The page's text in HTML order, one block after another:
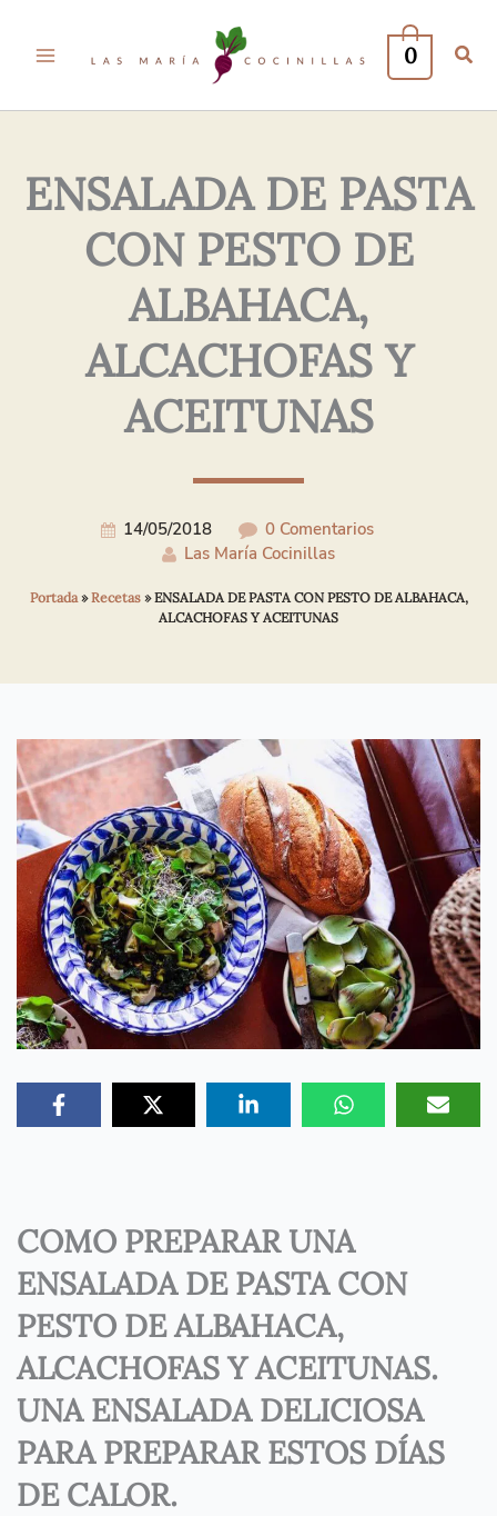
0
ENSALADA DE PASTA
CON PESTO DE
ALBAHACA,
ALCACHOFAS Y
ACEITUNAS
14/05/2018
0 Comentarios
Las María Cocinillas
Portada»Recetas»ENSALADA DE PASTA CON PESTO DE ALBAHACA,
ALCACHOFAS Y ACEITUNAS
COMO PREPARAR UNA
ENSALADA DE PASTA CON
PESTO DE ALBAHACA,
ALCACHOFAS Y ACEITUNAS.
UNA ENSALADA DELICIOSA
PARA PREPARAR ESTOS DÍAS
DE CALOR.
Electrónico*